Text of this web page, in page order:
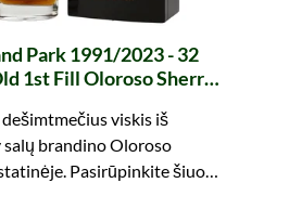
Park 1991/2023 - 32
1st Fill Oloroso Sherry
(Signatory)
viskis iš
brandino Oloroso
Pasirūpinkite šiuo